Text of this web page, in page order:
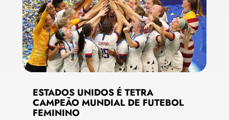
ESTADOS UNIDOS É TETRA
CAMPEÃO MUNDIAL DE FUTEBOL
FEMININO